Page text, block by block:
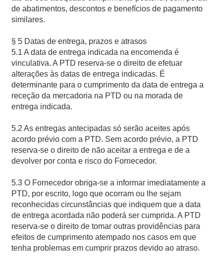
de abatimentos, descontos e benefícios de pagamento
similares.
§ 5 Datas de entrega, prazos e atrasos
5.1 A data de entrega indicada na encomenda é
vinculativa. A PTD reserva-se o direito de efetuar
alterações às datas de entrega indicadas. É
determinante para o cumprimento da data de entrega a
receção da mercadoria na PTD ou na morada de
entrega indicada.
5.2 As entregas antecipadas só serão aceites após
acordo prévio com a PTD. Sem acordo prévio, a PTD
reserva-se o direito de não aceitar a entrega e de a
devolver por conta e risco do Fornecedor.
5.3 O Fornecedor obriga-se a informar imediatamente a
PTD, por escrito, logo que ocorram ou lhe sejam
reconhecidas circunstâncias que indiquem que a data
de entrega acordada não poderá ser cumprida. A PTD
reserva-se o direito de tomar outras providências para
efeitos de cumprimento atempado nos casos em que
tenha problemas em cumprir prazos devido ao atraso.